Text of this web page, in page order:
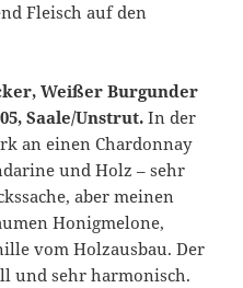
Fleisch auf den
Weißer Burgunder
Saale/Unstrut. In der
an einen Chardonnay
und Holz – sehr
aber meinen
Honigmelone,
vom Holzausbau. Der
und sehr harmonisch.